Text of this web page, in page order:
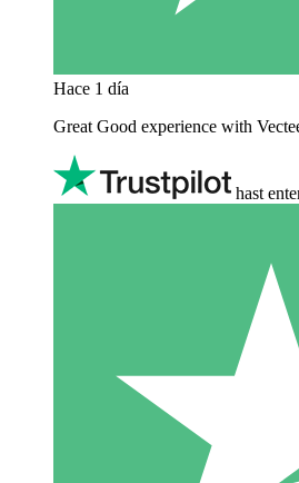
Hace 1 día
Great Good experience with
hast